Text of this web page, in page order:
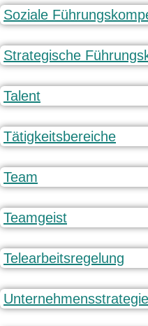
Soziale
Strategische
Talent
Tätigkeitsbereiche
Team
Teamgeist
Telearbeitsregelung
Unternehmensstrategie